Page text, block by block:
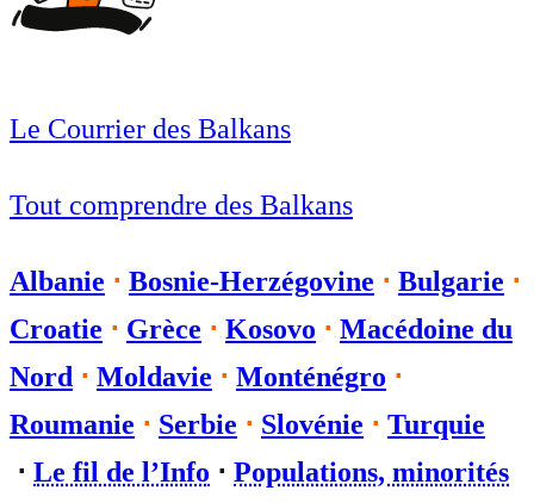
Le Courrier des Balkans
Tout comprendre des Balkans
Albanie ⋅ Bosnie-Herzégovine ⋅ Bulgarie ⋅
Croatie ⋅ Grèce ⋅ Kosovo ⋅ Macédoine du
Nord ⋅ Moldavie ⋅ Monténégro ⋅
Roumanie ⋅ Serbie ⋅ Slovénie ⋅ Turquie
⋅ Le fil de l’Info ⋅ Populations, minorités